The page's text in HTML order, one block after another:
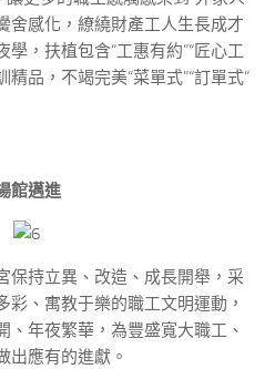
舍感化，繚繞財產工人生長成才
，扶植包含“工惠有約”“匠心工
精品，不竭完美“菜單式”“訂單式”
館邁進
保持立異、改造、成長開舉，采
彩、寓教于樂的職工文明運動，
、年夜繁華，為豐盛寬大職工、
出應有的進獻。